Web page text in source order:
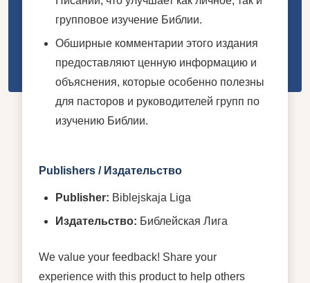
групповое изучение Библии.
Обширные комментарии этого издания
предоставляют ценную информацию и
объяснения, которые особенно полезны
для пасторов и руководителей групп по
изучению Библии.
Publishers / Издательство
Publisher: Biblejskaja Liga
Издательство: Библейская Лига
We value your feedback! Share your
experience with this product to help others